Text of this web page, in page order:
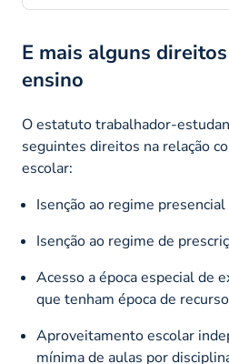
E mais alguns
ensino
O estatuto trabalhador-
seguintes direitos na relação
escolar:
Isenção ao regime
Isenção ao regime de
Acesso a época especial de
que tenham época de
Aproveitamento escolar
mínima de aulas por